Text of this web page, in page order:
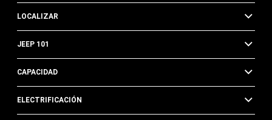
LOCALIZAR
JEEP 101
CAPACIDAD
ELECTRIFICACIÓN